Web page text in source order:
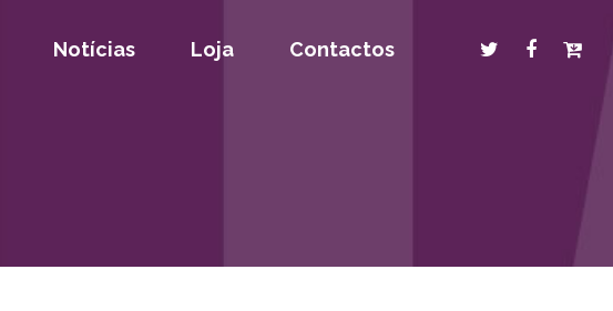
Notícias Loja Contactos